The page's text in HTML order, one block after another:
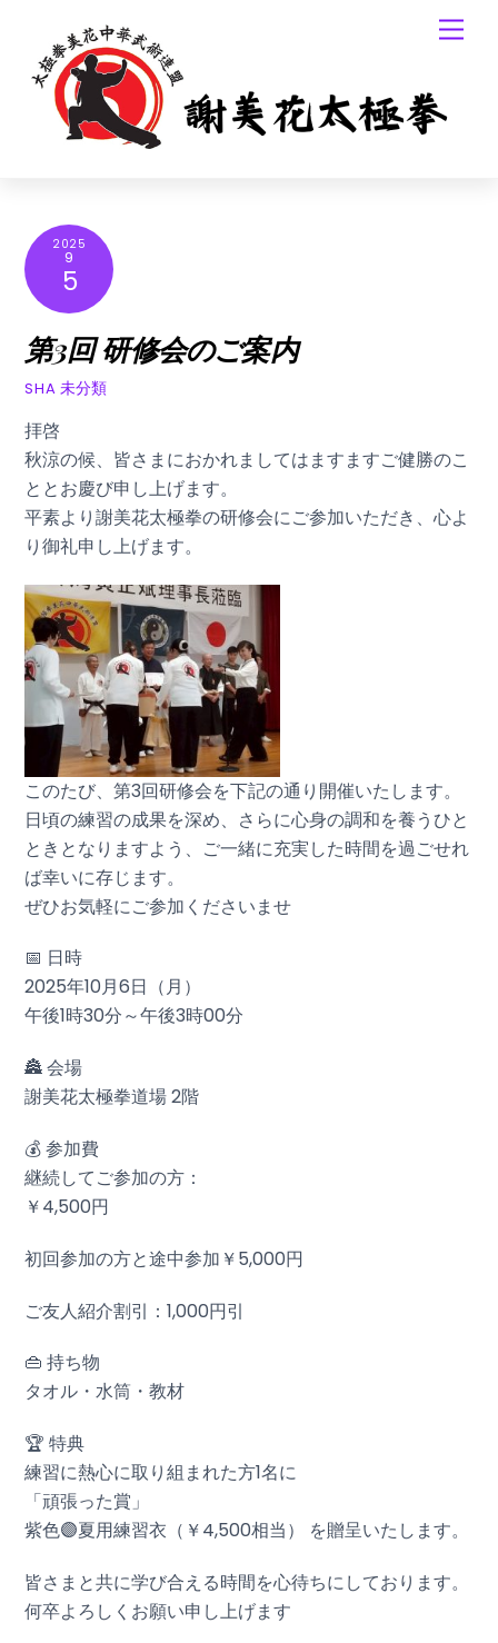
content
2025
9
5
第3回 研修会のご案内
SHA 未分類
拝啓
秋涼の候、皆さまにおかれましてはますますご健勝のこ
ととお慶び申し上げます。
平素より謝美花太極拳の研修会にご参加いただき、心よ
り御礼申し上げます。
このたび、第3回研修会を下記の通り開催いたします。
日頃の練習の成果を深め、さらに心身の調和を養うひと
ときとなりますよう、ご一緒に充実した時間を過ごせれ
ば幸いに存じます。
ぜひお気軽にご参加くださいませ
📅 日時
2025年10月6日（月）
午後1時30分～午後3時00分
🏯 会場
謝美花太極拳道場 2階
💰 参加費
継続してご参加の方：
￥4,500円
初回参加の方と途中参加￥5,000円
ご友人紹介割引：1,000円引
👜 持ち物
タオル・水筒・教材
🏆 特典
練習に熱心に取り組まれた方1名に
「頑張った賞」
紫色🟣夏用練習衣（￥4,500相当） を贈呈いたします。
皆さまと共に学び合える時間を心待ちにしております。
何卒よろしくお願い申し上げます